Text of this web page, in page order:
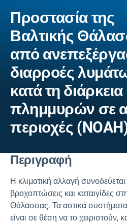
Προστασία της
Βαλτικής
από
διαρροές
κατά τη διάρκεια
πλημμυρών σε
περιοχές
Περιγραφή
Η κλιματική αλλαγή
βροχοπτώσεις και καταιγίδες
Θάλασσας. Τα αστικά
είναι σε θέση να το χειριστούν,